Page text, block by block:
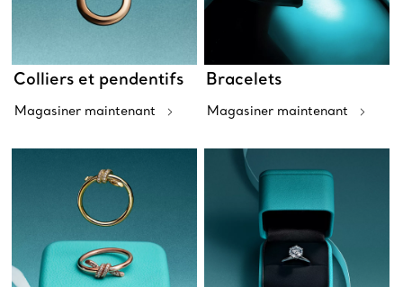
Colliers et pendentifs
Magasiner maintenant
Bracelets
Magasiner maintenant